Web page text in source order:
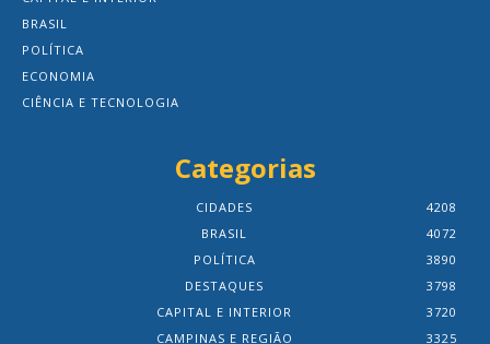
BRASIL
POLÍTICA
ECONOMIA
CIÊNCIA E TECNOLOGIA
Categorias
CIDADES
4208
BRASIL
4072
POLÍTICA
3890
DESTAQUES
3798
CAPITAL E INTERIOR
3720
CAMPINAS E REGIÃO
3325